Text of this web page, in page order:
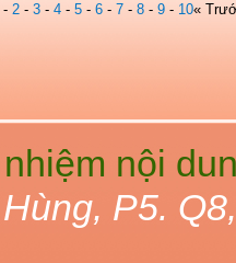
-2 -3 -4 -5 -6 -7 -8 -9 - 10«
nội
P5.